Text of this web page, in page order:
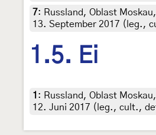
7: Russland, Oblast
13. September 2017 (leg.,
1.5. Ei
1 : Russland, Oblast
12. Juni 2017 (leg., cult.,